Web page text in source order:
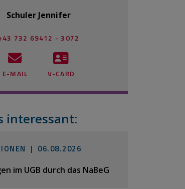
Schuler Jennifer
732 69412 - 3072
E-MAIL V-CARD
interessant:
| 06.08.2026
im UGB durch das NaBeG